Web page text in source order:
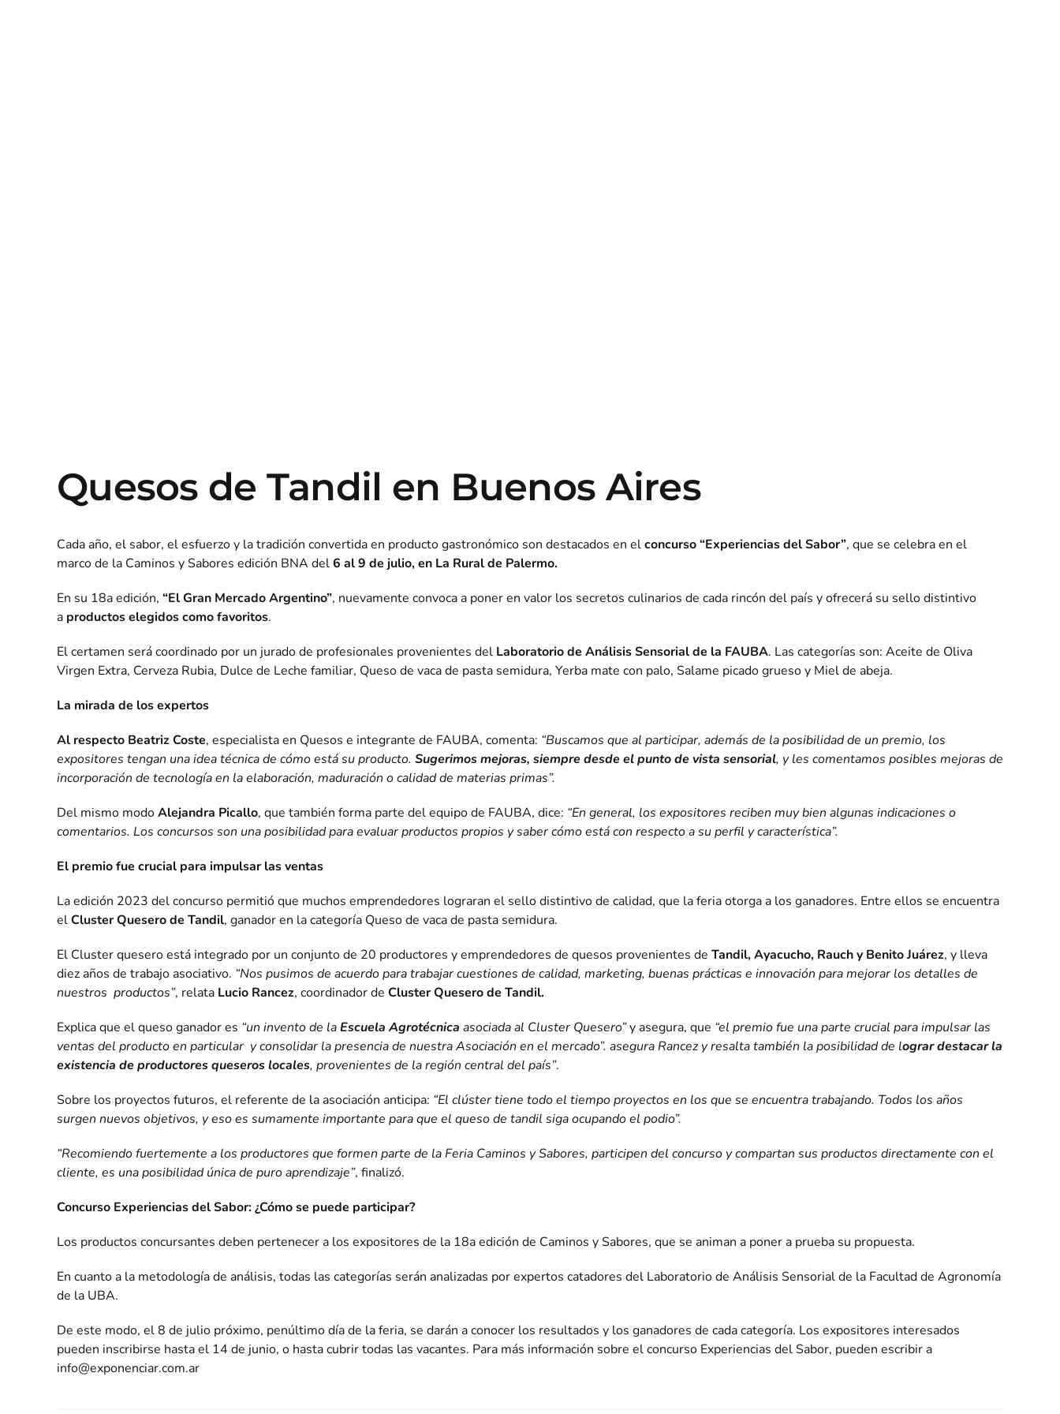
Quesos de Tandil en Buenos Aires
Cada año, el sabor, el esfuerzo y la tradición convertida en producto gastronómico son destacados en elconcurso “Experiencias del Sabor”, que se celebra en el
marco de la Caminos y Sabores edición BNA del6 al 9 de julio, en La Rural de Palermo.
En su 18a edición, “El Gran Mercado Argentino”, nuevamente convoca a poner en valor los secretos culinarios de cada rincón del país y ofrecerá su sello distintivo
a productos elegidos como favoritos.
El certamen será coordinado por un jurado de profesionales provenientes del Laboratorio de Análisis Sensorial de la FAUBA. Las categorías son: Aceite de Oliva
Virgen Extra, Cerveza Rubia, Dulce de Leche familiar, Queso de vaca de pasta semidura, Yerba mate con palo, Salame picado grueso y Miel de abeja.
La mirada de los expertos
Al respecto Beatriz Coste, especialista en Quesos e integrante de FAUBA, comenta: “Buscamos que al participar, además de la posibilidad de un premio, los
expositores tengan una idea técnica de cómo está su producto. Sugerimos mejoras, siempre desde el punto de vista sensorial, y les comentamos posibles mejoras de
incorporación de tecnología en la elaboración, maduración o calidad de materias primas”.
Del mismo modoAlejandra Picallo, que también forma parte del equipo de FAUBA, dice: “En general, los expositores reciben muy bien algunas indicaciones o
comentarios. Los concursos son una posibilidad para evaluar productos propios y saber cómo está con respecto a su perfil y característica”.
El premio fue crucial para impulsar las ventas
La edición 2023 del concurso permitió que muchos emprendedores lograran el sello distintivo de calidad, que la feria otorga a los ganadores. Entre ellos se encuentra
elCluster Quesero de Tandil, ganador en la categoría Queso de vaca de pasta semidura.
El Cluster quesero está integrado por un conjunto de 20 productores y emprendedores de quesos provenientes de Tandil, Ayacucho, Rauch y Benito Juárez, y lleva
diez años de trabajo asociativo. “Nos pusimos de acuerdo para trabajar cuestiones de calidad, marketing, buenas prácticas e innovación para mejorar los detalles de
nuestros productos”, relata Lucio Rancez, coordinador de Cluster Quesero de Tandil.
Explica que el queso ganador es “un invento de laEscuela Agrotécnica asociada al Cluster Quesero”y asegura, que “el premio fue una parte crucial para impulsar las
ventas del producto en particular y consolidar la presencia de nuestra Asociación en el mercado”. asegura Rancez y resalta también la posibilidad de lograr destacar la
existencia de productores queseros locales, provenientes de la región central del país”.
Sobre los proyectos futuros, el referente de la asociación anticipa: “El clúster tiene todo el tiempo proyectos en los que se encuentra trabajando. Todos los años
surgen nuevos objetivos, y eso es sumamente importante para que el queso de tandil siga ocupando el podio”.
“Recomiendo fuertemente a los productores que formen parte de la Feria Caminos y Sabores, participen del concurso y compartan sus productos directamente con el
cliente, es una posibilidad única de puro aprendizaje”, finalizó.
Concurso Experiencias del Sabor: ¿Cómo se puede participar?
Los productos concursantes deben pertenecer a los expositores de la 18a edición de Caminos y Sabores, que se animan a poner a prueba su propuesta.
En cuanto a la metodología de análisis, todas las categorías serán analizadas por expertos catadores del Laboratorio de Análisis Sensorial de la Facultad de Agronomía
de la UBA.
De este modo, el 8 de julio próximo, penúltimo día de la feria, se darán a conocer los resultados y los ganadores de cada categoría. Los expositores interesados
pueden inscribirse hasta el 14 de junio, o hasta cubrir todas las vacantes. Para más información sobre el concurso Experiencias del Sabor, pueden escribir a
info@exponenciar.com.ar